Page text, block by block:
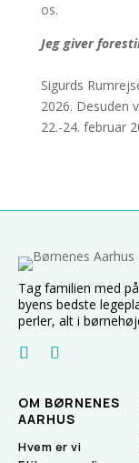
os.
Jeg giver
Sigurds
2026. Desuden
22.-24. februar
Tag familien med
byens bedste
perler, alt i
OM BØRNENES
AARHUS
Hvem er vi